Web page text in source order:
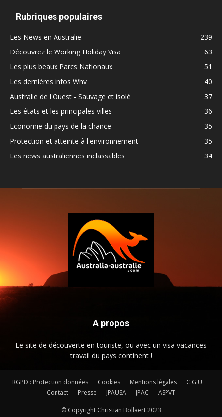
Rubriques populaires
Les News en Australie
239
Découvrez le Working Holiday Visa
63
Les plus beaux Parcs Nationaux
51
Les dernières infos Whv
40
Australie de l'Ouest - Sauvage et isolé
37
Les états et les principales villes
36
Economie du pays de la chance
35
Protection et atteinte à l'environnement
35
Les news australiennes inclassables
34
A propos
Le site de découverte en touriste, ou avec un visa vacances
travail du pays continent !
RGPD : Protection données Cookies Mentions légales
C.G.U
Contact
Presse JPAUSA JPAC ASPVT
© Copyright Christian Bollaert 2023